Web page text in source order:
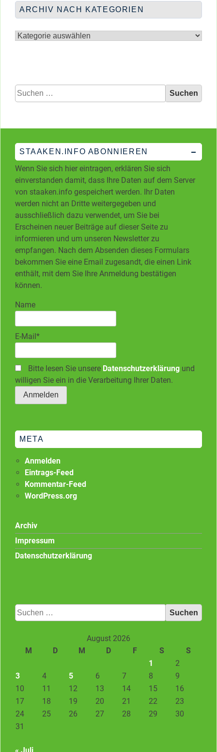
ARCHIV NACH KATEGORIEN
nach
Suchen
nach:
STAAKEN.INFO ABONNIEREN
Wenn Sie sich hier eintragen, erklären Sie sich
einverstanden damit, dass Ihre Daten auf dem Server
von staaken.info gespeichert werden. Ihr Daten
werden nicht an Dritte weitergegeben und
ausschließlich dazu verwendet, um Sie bei
Erscheinen neuer Beiträge auf dieser Seite zu
informieren und um unseren Newsletter zu
empfangen. Nach dem Absenden dieses Formulars
bekommen Sie eine Email zugesandt, die einen Link
enthält, mit dem Sie Ihre Anmeldung bestätigen
können.
Name
E-Mail*
Bitte lesen Sie unsere Datenschutzerklärung und
willigen Sie ein in die Verarbeitung Ihrer Daten.
META
Anmelden
Eintrags-Feed
Kommentar-Feed
WordPress.org
Archiv
Impressum
Datenschutzerklärung
Suchen
nach:
August 2026
M
D M D F S
S
1
2
3
4 5 6 7 8
9
10
11 12 13 14 15
16
17
18 19 20 21 22
23
24
25 26 27 28 29
30
31